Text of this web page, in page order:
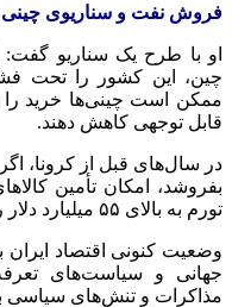
فروش نفت و سناریوی چینی
او با طرح یک سناریو گفت:
چین، این کشور را تحت
ممکن است چینی‌ها خرید را
قابل توجهی کاهش دهند.
بفروشد، امکان تأمین
تورم به بالای ۵۵ میلیارد دلار رسید است.
وضعیت کنونی اقتصاد ایران
جهانی و سیاست‌های
مذاکرات و تنش‌های سیاسی با